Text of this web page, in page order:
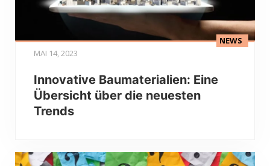
MAI 14, 2023
NEWS
Innovative Baumaterialien: Eine
Übersicht über die neuesten
Trends